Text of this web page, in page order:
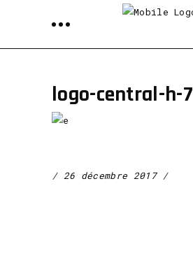
logo-central-h-7
26 décembre 2017